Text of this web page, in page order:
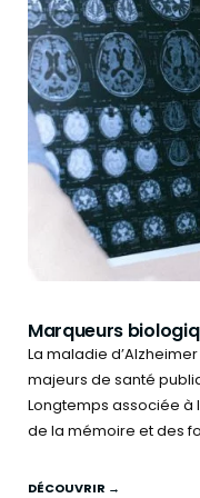
Marqueurs
La maladie
majeurs de santé
Longtemps associée à
de la mémoire et des
DÉCOUVRIR →